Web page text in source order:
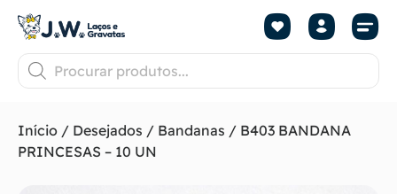
Início / Desejados / Bandanas / B403 BANDANA
PRINCESAS – 10 UN